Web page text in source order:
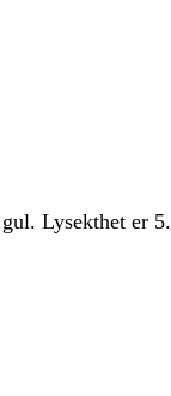
Lysekthet